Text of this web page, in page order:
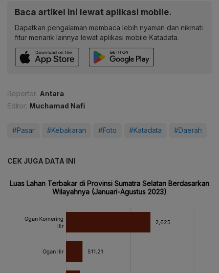
Baca artikel ini lewat aplikasi mobile.
Dapatkan pengalaman membaca lebih nyaman dan nikmati
fitur menarik lainnya lewat aplikasi mobile Katadata.
Reporter: Antara
Editor: Muchamad Nafi
#Pasar #Kebakaran #Foto #Katadata #Daerah
CEK JUGA DATA INI